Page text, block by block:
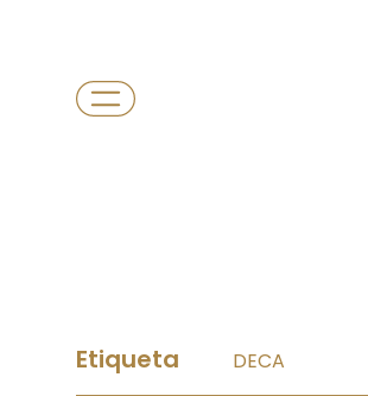
Etiqueta DECA